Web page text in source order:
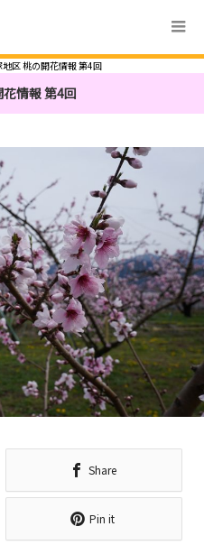
区 桃の開花情報 第4回
情報 第4回
Share
Pin it